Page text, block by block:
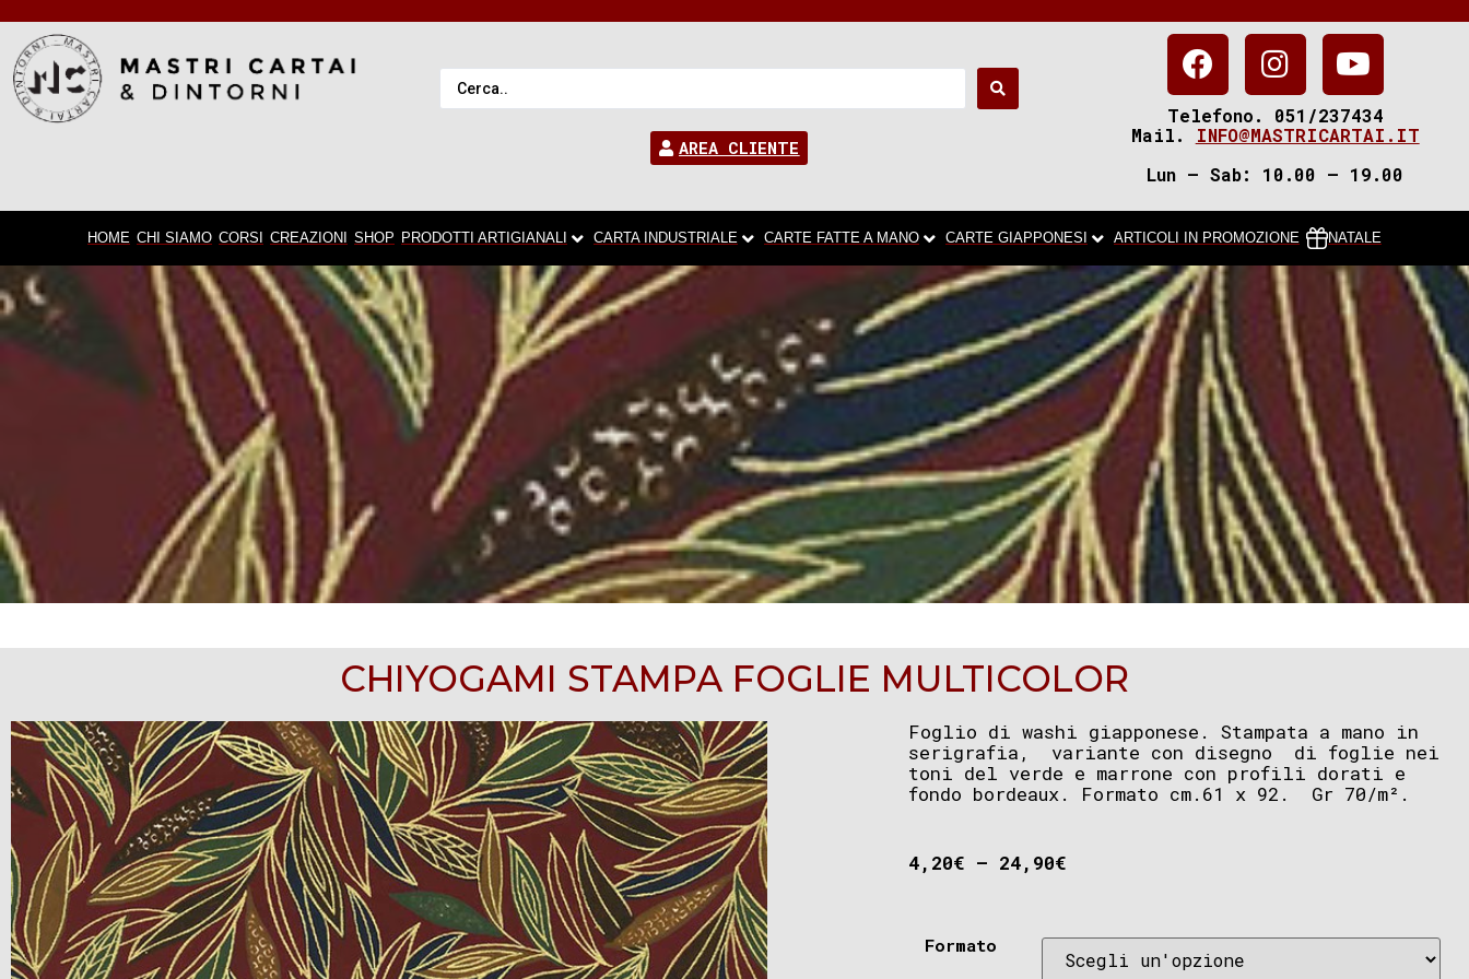
AREA CLIENTE
Telefono. 051/237434
Mail.
INFO@MASTRICARTAI.IT
Lun – Sab: 10.00 – 19.00
HOME CHI SIAMO CORSI CREAZIONI SHOP PRODOTTI ARTIGIANALI CARTA INDUSTRIALE CARTE FATTE A MANO CARTE GIAPPONESI ARTICOLI IN PROMOZIONE NATALE
CHIYOGAMI STAMPA FOGLIE MULTICOLOR
Foglio di washi giapponese. Stampata a mano in
serigrafia, variante con disegno di foglie nei
toni del verde e marrone con profili dorati e
fondo bordeaux. Formato cm.61 x 92. Gr 70/m².
4,20€ – 24,90€
Formato